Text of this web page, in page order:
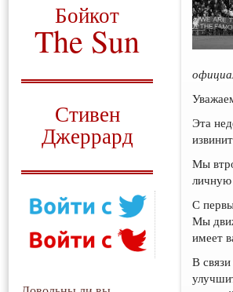
Бойкот
The Sun
Стивен
Джеррард
Эта
Мы
личную
С
Мы
имеет
В